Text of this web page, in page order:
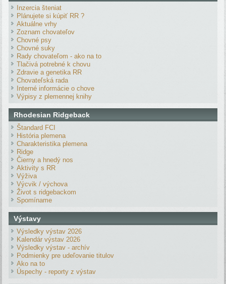
Inzercia šteniat
Plánujete si kúpiť RR ?
Aktuálne vrhy
Zoznam chovateľov
Chovné psy
Chovné suky
Rady chovateľom - ako na to
Tlačivá potrebné k chovu
Zdravie a genetika RR
Chovateľská rada
Interné informácie o chove
Výpisy z plemennej knihy
Rhodesian Ridgeback
Štandard FCI
História plemena
Charakteristika plemena
Ridge
Čierny a hnedý nos
Aktivity s RR
Výživa
Výcvik / výchova
Život s ridgebackom
Spomíname
Výstavy
Výsledky výstav 2026
Kalendár výstav 2026
Výsledky výstav - archív
Podmienky pre udeľovanie titulov
Ako na to
Úspechy - reporty z výstav